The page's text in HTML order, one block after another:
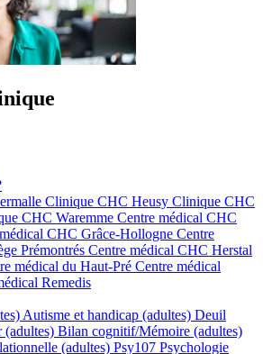
Clinique CHC Heusy Clinique CHC
CHC Waremme Centre médical CHC
CHC Grâce-Hollogne Centre
Prémontrés Centre médical CHC Herstal
médical du Haut-Pré Centre médical
Remedis
Autisme et handicap (adultes) Deuil
(adultes) Bilan cognitif/Mémoire (adultes)
(adultes) Psy107 Psychologie